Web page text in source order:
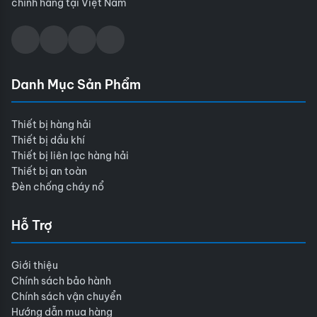
chính hãng tại Việt Nam
Danh Mục Sản Phẩm
Thiết bị hàng hải
Thiết bị dầu khí
Thiết bị liên lạc hàng hải
Thiết bị an toàn
Đèn chống cháy nổ
Hỗ Trợ
Giới thiệu
Chính sách bảo hành
Chính sách vận chuyển
Hướng dẫn mua hàng